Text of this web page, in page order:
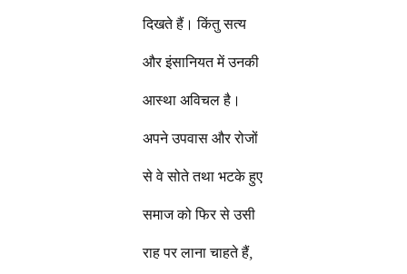
दिखते हैं। किंतु सत्य
और इंसानियत में उनकी
आस्था अविचल है।
अपने उपवास और रोजों
से वे सोते तथा भटके हुए
समाज को फिर से उसी
राह पर लाना चाहते हैं,